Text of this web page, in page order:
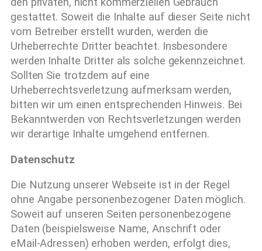
gestattet. Soweit die Inhalte auf dieser Seite nicht
vom Betreiber erstellt wurden, werden die
Urheberrechte Dritter beachtet. Insbesondere
werden Inhalte Dritter als solche gekennzeichnet.
Sollten Sie trotzdem auf eine
Urheberrechtsverletzung aufmerksam werden,
bitten wir um einen entsprechenden Hinweis. Bei
Bekanntwerden von Rechtsverletzungen werden
wir derartige Inhalte umgehend entfernen.
Datenschutz
Die Nutzung unserer Webseite ist in der Regel
ohne Angabe personenbezogener Daten möglich.
Soweit auf unseren Seiten personenbezogene
Daten (beispielsweise Name, Anschrift oder
eMail-Adressen) erhoben werden, erfolgt dies,